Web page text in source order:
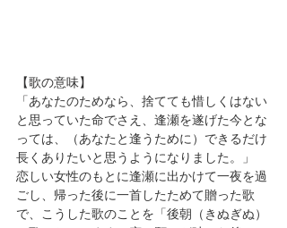
【歌の意味】
「 あなたのためなら、捨てても惜しくはない
と思っていた命でさえ、逢瀬を遂げた今とな
っては、（あなたと逢うために）できるだけ
長くありたいと思うようになりました。 」
恋しい女性のもとに逢瀬に出かけて一夜を過
ごし、帰った後に一首したためて贈った歌
で、こうした歌のことを「後朝（きぬぎぬ）